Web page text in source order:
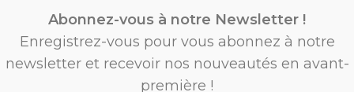
Abonnez-vous à notre Newsletter !
Enregistrez-vous pour vous abonnez à notre
newsletter et recevoir nos nouveautés en avant-
première !